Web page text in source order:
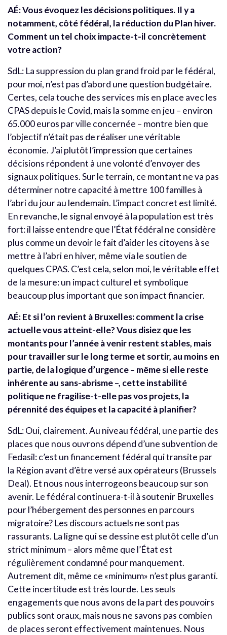
AÉ:Vous évoquez les décisions politiques. Il y a
notamment, côté fédéral, la réduction du Plan hiver.
Comment un tel choix impacte-t-il concrètement
votre action?
SdL: La suppression du plan grand froid par le fédéral,
pour moi, n’est pas d’abord une question budgétaire.
Certes, cela touche des services mis en place avec les
CPAS depuis le Covid, mais la somme en jeu – environ
65.000 euros par ville concernée – montre bien que
l’objectif n’était pas de réaliser une véritable
économie. J’ai plutôt l’impression que certaines
décisions répondent à une volonté d’envoyer des
signaux politiques. Sur le terrain, ce montant ne va pas
déterminer notre capacité à mettre 100 familles à
l’abri du jour au lendemain. L’impact concret est limité.
En revanche, le signal envoyé à la population est très
fort: il laisse entendre que l’État fédéral ne considère
plus comme un devoir le fait d’aider les citoyens à se
mettre à l’abri en hiver, même via le soutien de
quelques CPAS. C’est cela, selon moi, le véritable effet
de la mesure: un impact culturel et symbolique
beaucoup plus important que son impact financier.
AÉ: Et si l’on revient à Bruxelles: comment la crise
actuelle vous atteint-elle? Vous disiez que les
montants pour l’année à venir restent stables, mais
pour travailler sur le long terme et sortir, au moins en
partie, de la logique d’urgence – même si elle reste
inhérente au sans-abrisme –, cette instabilité
politique ne fragilise-t-elle pas vos projets, la
pérennité des équipes et la capacité à planifier?
SdL: Oui, clairement. Au niveau fédéral, une partie des
places que nous ouvrons dépend d’une subvention de
Fedasil: c’est un financement fédéral qui transite par
la Région avant d’être versé aux opérateurs (Brussels
Deal). Et nous nous interrogeons beaucoup sur son
avenir. Le fédéral continuera-t-il à soutenir Bruxelles
pour l’hébergement des personnes en parcours
migratoire? Les discours actuels ne sont pas
rassurants. La ligne qui se dessine est plutôt celle d’un
strict minimum – alors même que l’État est
régulièrement condamné pour manquement.
Autrement dit, même ce «minimum» n’est plus garanti.
Cette incertitude est très lourde. Les seuls
engagements que nous avons de la part des pouvoirs
publics sont oraux, mais nous ne savons pas combien
de places seront effectivement maintenues. Nous